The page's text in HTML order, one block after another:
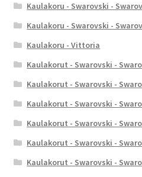
Kaulakoru - Swarovski -
Kaulakoru - Swarovski -
Kaulakoru - Vittoria
Kaulakorut - Swarovski -
Kaulakorut - Swarovski -
Kaulakorut - Swarovski -
Kaulakorut - Swarovski -
Kaulakorut - Swarovski -
Kaulakorut - Swarovski -